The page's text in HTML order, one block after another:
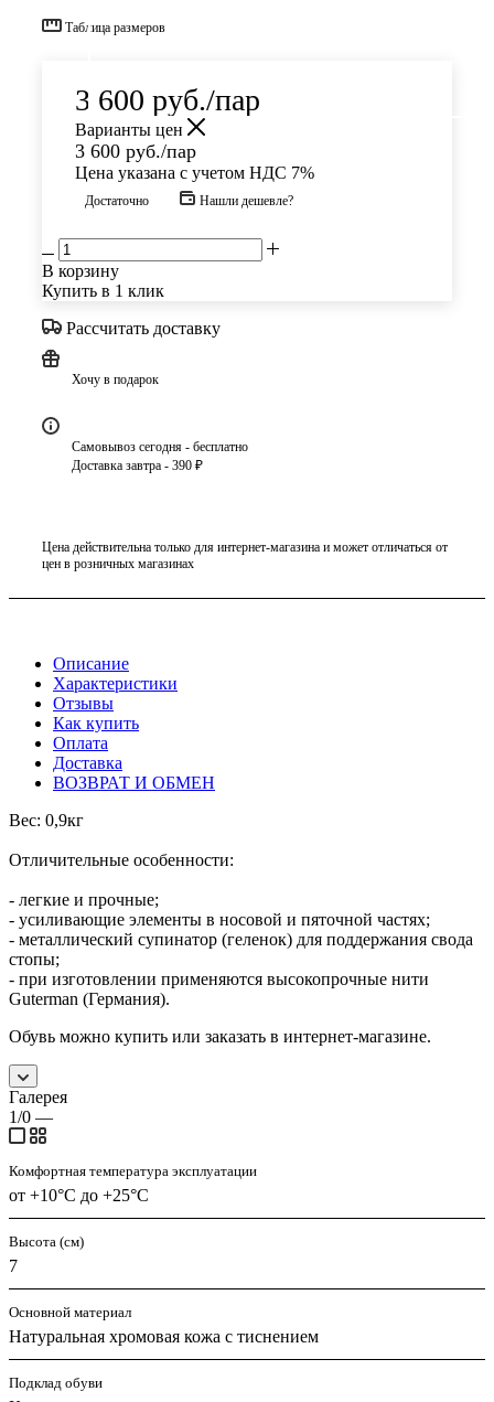
Таблица размеров
3 600 руб./пар
Варианты цен
3 600 руб./пар
Цена указана с учетом НДС 7%
Достаточно Нашли дешевле?
В корзину
Купить в 1 клик
Рассчитать доставку
Хочу в подарок
Самовывоз сегодня - бесплатно
Доставка завтра - 390 ₽
Цена действительна только для интернет-магазина и может отличаться от
цен в розничных магазинах
Описание
Характеристики
Отзывы
Как купить
Оплата
Доставка
ВОЗВРАТ И ОБМЕН
Вес: 0,9кг
Отличительные особенности:
- легкие и прочные;
- усиливающие элементы в носовой и пяточной частях;
- металлический супинатор (геленок) для поддержания свода
стопы;
- при изготовлении применяются высокопрочные нити
Guterman (Германия).
Обувь можно купить или заказать в интернет-магазине.
Галерея
1/0 —
Комфортная температура эксплуатации
от +10°С до +25°С
Высота (см)
7
Основной материал
Натуральная хромовая кожа с тиснением
Подклад обуви